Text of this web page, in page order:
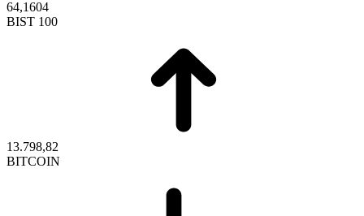
64,1604
BIST 100
13.798,82
BITCOIN